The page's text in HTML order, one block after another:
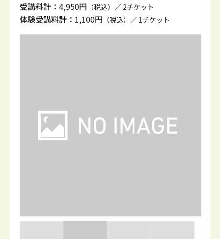
受講料計： 4,950円 （税込）／ 2チケット
体験受講料計： 1,100円 （税込）／ 1チケット